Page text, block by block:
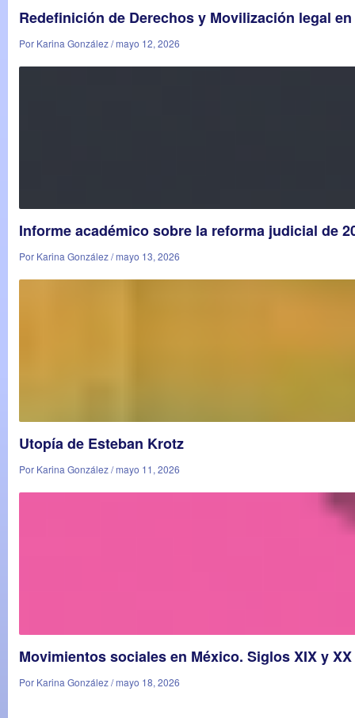
Redefinición de Derechos y Movilización legal
Por Karina González / mayo 12, 2026
Informe académico sobre la reforma judicial de
Por Karina González / mayo 13, 2026
Utopía de Esteban Krotz
Por Karina González / mayo 11, 2026
Movimientos sociales en México. Siglos XIX y XX
Por Karina González / mayo 18, 2026